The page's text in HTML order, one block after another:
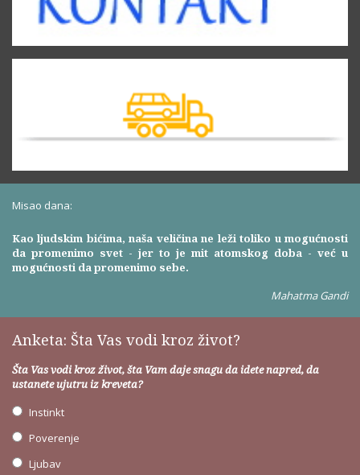
Misao dana:
Kao ljudskim bićima, naša veličina ne leži toliko u mogućnosti
da promenimo svet - jer to je mit atomskog doba - već u
mogućnosti da promenimo sebe.
Mahatma Gandi
Anketa: Šta Vas vodi kroz život?
Šta Vas vodi kroz život, šta Vam daje snagu da idete napred, da
ustanete ujutru iz kreveta?
Instinkt
Poverenje
Ljubav